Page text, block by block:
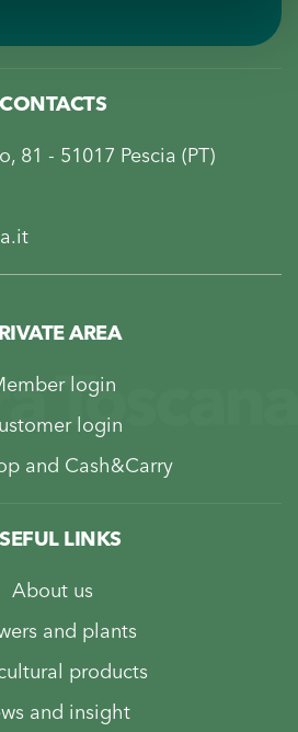
CONTACTS
81 - 51017 Pescia (PT)
AREA
login
login
and Cash&Carry
LINKS
About us
and plants
products
and insight